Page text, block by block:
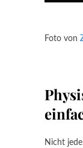
Foto von
Nicht